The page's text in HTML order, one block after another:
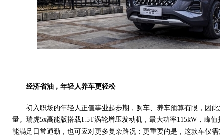
经济省油，年轻人养车更轻松
初入职场的年轻人正值事业起步期，购车、养车预算有限，因
量。瑞虎5x高能版搭载1.5T涡轮增压发动机，最大功率115kW，峰值
能满足日常通勤，也可应对更多复杂路况；更重要的是，这款车仅